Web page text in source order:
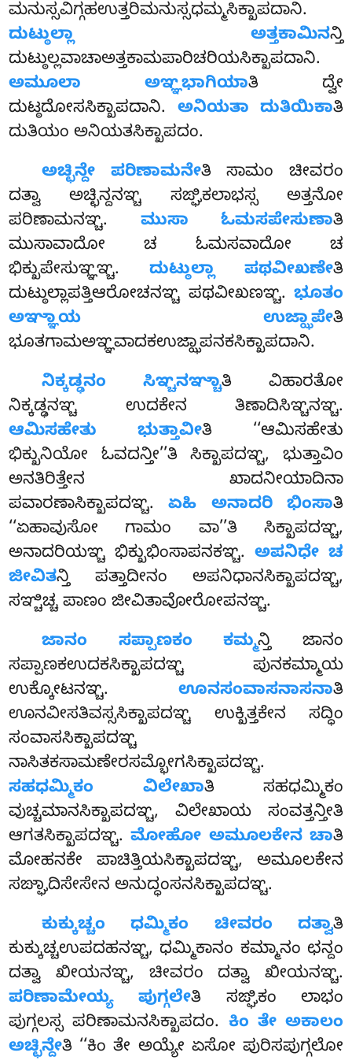
ಮನುಸ್ಸವಿಗ್ಗಹಉತ್ತರಿಮನುಸ್ಸಧಮ್ಮಸಿಕ್ಖಾಪದಾನಿ.
ದುಟ್ಠುಲ್ಲಾ ಅತ್ತಕಾಮಿನನ್ತಿ
ದುಟ್ಠುಲ್ಲವಾಚಾಅತ್ತಕಾಮಪಾರಿಚರಿಯಸಿಕ್ಖಾಪದಾನಿ.
ಅಮೂಲಾ ಅಞ್ಞಭಾಗಿಯಾತಿ ದ್ವೇ
ದುಟ್ಠದೋಸಸಿಕ್ಖಾಪದಾನಿ. ಅನಿಯತಾ ದುತಿಯಿಕಾತಿ
ದುತಿಯಂ ಅನಿಯತಸಿಕ್ಖಾಪದಂ.
ಅಚ್ಛಿನ್ದೇ ಪರಿಣಾಮನೇತಿ ಸಾಮಂ ಚೀವರಂ
ದತ್ವಾ ಅಚ್ಛಿನ್ದನಞ್ಚ ಸಙ್ಘಿಕಲಾಭಸ್ಸ ಅತ್ತನೋ
ಪರಿಣಾಮನಞ್ಚ. ಮುಸಾ ಓಮಸಪೇಸುಣಾತಿ
ಮುಸಾವಾದೋ ಚ ಓಮಸವಾದೋ ಚ
ಭಿಕ್ಖುಪೇಸುಞ್ಞಞ್ಚ. ದುಟ್ಠುಲ್ಲಾ ಪಥವೀಖಣೇತಿ
ದುಟ್ಠುಲ್ಲಾಪತ್ತಿಆರೋಚನಞ್ಚ ಪಥವೀಖಣಞ್ಚ. ಭೂತಂ
ಅಞ್ಞಾಯ ಉಜ್ಝಾಪೇತಿ
ಭೂತಗಾಮಅಞ್ಞವಾದಕಉಜ್ಝಾಪನಕಸಿಕ್ಖಾಪದಾನಿ.
ನಿಕ್ಕಡ್ಢನಂ ಸಿಞ್ಚನಞ್ಚಾತಿ ವಿಹಾರತೋ
ನಿಕ್ಕಡ್ಢನಞ್ಚ ಉದಕೇನ ತಿಣಾದಿಸಿಞ್ಚನಞ್ಚ.
ಆಮಿಸಹೇತು ಭುತ್ತಾವೀತಿ ‘‘ಆಮಿಸಹೇತು
ಭಿಕ್ಖುನಿಯೋ ಓವದನ್ತೀ’’ತಿ ಸಿಕ್ಖಾಪದಞ್ಚ, ಭುತ್ತಾವಿಂ
ಅನತಿರಿತ್ತೇನ ಖಾದನೀಯಾದಿನಾ
ಪವಾರಣಾಸಿಕ್ಖಾಪದಞ್ಚ.ಏಹಿ ಅನಾದರಿ ಭಿಂಸಾತಿ
‘‘ಏಹಾವುಸೋ ಗಾಮಂ ವಾ’’ತಿ ಸಿಕ್ಖಾಪದಞ್ಚ,
ಅನಾದರಿಯಞ್ಚ ಭಿಕ್ಖುಭಿಂಸಾಪನಕಞ್ಚ. ಅಪನಿಧೇ ಚ
ಜೀವಿತನ್ತಿ ಪತ್ತಾದೀನಂ ಅಪನಿಧಾನಸಿಕ್ಖಾಪದಞ್ಚ,
ಸಞ್ಚಿಚ್ಚ ಪಾಣಂ ಜೀವಿತಾವೋರೋಪನಞ್ಚ.
ಜಾನಂ ಸಪ್ಪಾಣಕಂ ಕಮ್ಮನ್ತಿ ಜಾನಂ
ಸಪ್ಪಾಣಕಉದಕಸಿಕ್ಖಾಪದಞ್ಚ ಪುನಕಮ್ಮಾಯ
ಉಕ್ಕೋಟನಞ್ಚ. ಊನಸಂವಾಸನಾಸನಾತಿ
ಊನವೀಸತಿವಸ್ಸಸಿಕ್ಖಾಪದಞ್ಚ ಉಕ್ಖಿತ್ತಕೇನ ಸದ್ಧಿಂ
ಸಂವಾಸಸಿಕ್ಖಾಪದಞ್ಚ
ನಾಸಿತಕಸಾಮಣೇರಸಮ್ಭೋಗಸಿಕ್ಖಾಪದಞ್ಚ.
ಸಹಧಮ್ಮಿಕಂ ವಿಲೇಖಾತಿ ಸಹಧಮ್ಮಿಕಂ
ವುಚ್ಚಮಾನಸಿಕ್ಖಾಪದಞ್ಚ, ವಿಲೇಖಾಯ ಸಂವತ್ತನ್ತೀತಿ
ಆಗತಸಿಕ್ಖಾಪದಞ್ಚ.ಮೋಹೋ ಅಮೂಲಕೇನ ಚಾತಿ
ಮೋಹನಕೇ ಪಾಚಿತ್ತಿಯಸಿಕ್ಖಾಪದಞ್ಚ, ಅಮೂಲಕೇನ
ಸಙ್ಘಾದಿಸೇಸೇನ ಅನುದ್ಧಂಸನಸಿಕ್ಖಾಪದಞ್ಚ.
ಕುಕ್ಕುಚ್ಚಂ ಧಮ್ಮಿಕಂ ಚೀವರಂ ದತ್ವಾತಿ
ಕುಕ್ಕುಚ್ಚಉಪದಹನಞ್ಚ, ಧಮ್ಮಿಕಾನಂ ಕಮ್ಮಾನಂ ಛನ್ದಂ
ದತ್ವಾ ಖೀಯನಞ್ಚ, ಚೀವರಂ ದತ್ವಾ ಖೀಯನಞ್ಚ.
ಪರಿಣಾಮೇಯ್ಯ ಪುಗ್ಗಲೇತಿ ಸಙ್ಘಿಕಂ ಲಾಭಂ
ಪುಗ್ಗಲಸ್ಸ ಪರಿಣಾಮನಸಿಕ್ಖಾಪದಂ. ಕಿಂ ತೇ ಅಕಾಲಂ
ಅಚ್ಛಿನ್ದೇತಿ ‘‘ಕಿಂ ತೇ ಅಯ್ಯೇ ಏಸೋ ಪುರಿಸಪುಗ್ಗಲೋ